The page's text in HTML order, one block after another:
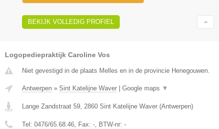
BEKIJK VOLLEDIG PROFIEL
Logopediepraktijk Caroline Vos
Niet gevestigd in de plaats Melles en in de provincie Henegouwen.
Antwerpen » Sint Katelijne Waver Google maps ▼
Lange Zandstraat 59, 2860 Sint Katelijne Waver (Antwerpen)
Tel: 0476/65.68.46, Fax: -, BTW-nr: -